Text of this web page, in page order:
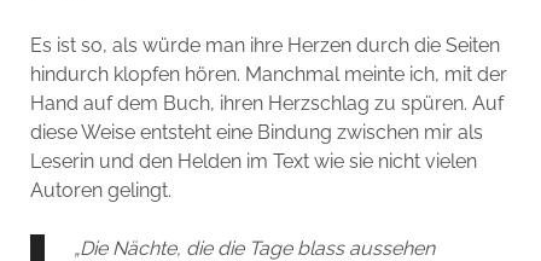
Es ist so, als würde man ihre Herzen durch die Seiten
hindurch klopfen hören. Manchmal meinte ich, mit der
Hand auf dem Buch, ihren Herzschlag zu spüren. Auf
diese Weise entsteht eine Bindung zwischen mir als
Leserin und den Helden im Text wie sie nicht vielen
Autoren gelingt.
„Die Nächte, die die Tage blass aussehen